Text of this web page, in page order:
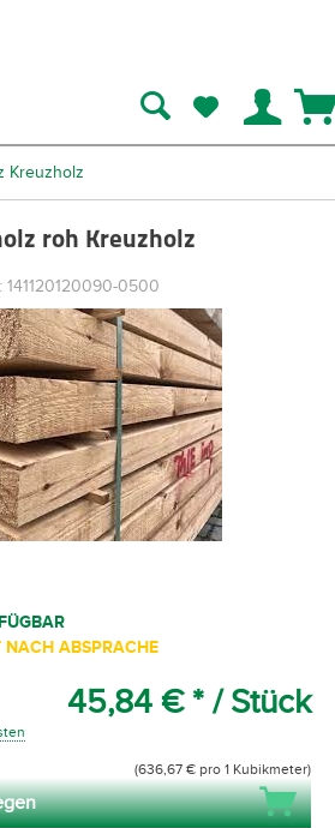
Kreuzholz
roh Kreuzholz
141120120090-0500
NACH ABSPRACHE
45,84 € * / Stück
(636,67 € pro 1 Kubikmeter)